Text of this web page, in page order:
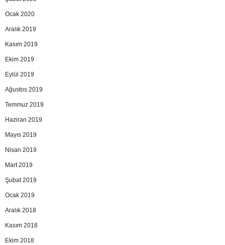
Ocak 2020
Aralık 2019
Kasım 2019
Ekim 2019
Eylül 2019
Ağustos 2019
Temmuz 2019
Haziran 2019
Mayıs 2019
Nisan 2019
Mart 2019
Şubat 2019
Ocak 2019
Aralık 2018
Kasım 2018
Ekim 2018